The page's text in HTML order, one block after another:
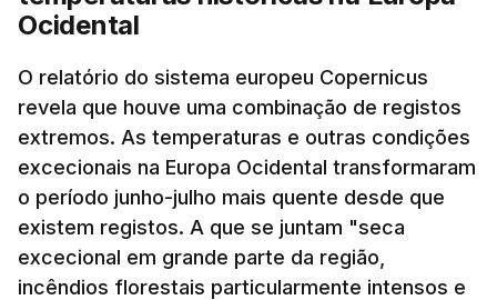
Ocidental
O relatório do sistema europeu Copernicus
revela que houve uma combinação de registos
extremos. As temperaturas e outras condições
excecionais na Europa Ocidental transformaram
o período junho-julho mais quente desde que
existem registos. A que se juntam "seca
excecional em grande parte da região,
incêndios florestais particularmente intensos e